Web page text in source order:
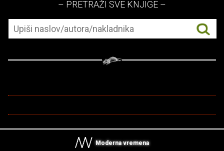
– PRETRAŽI SVE KNJIGE –
Moderna vremena